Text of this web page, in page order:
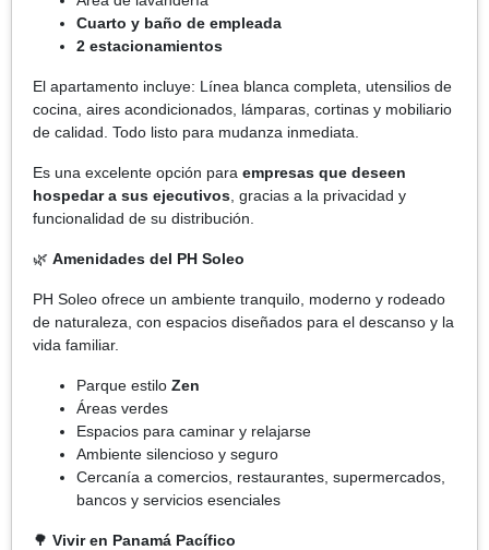
Cuarto y baño de empleada
2 estacionamientos
El apartamento incluye: Línea blanca completa, utensilios de
cocina, aires acondicionados, lámparas, cortinas y mobiliario
de calidad. Todo listo para mudanza inmediata.
Es una excelente opción para empresas que deseen
hospedar a sus ejecutivos , gracias a la privacidad y
funcionalidad de su distribución.
🌿 Amenidades del PH Soleo
PH Soleo ofrece un ambiente tranquilo, moderno y rodeado
de naturaleza, con espacios diseñados para el descanso y la
vida familiar.
Parque estilo Zen
Áreas verdes
Espacios para caminar y relajarse
Ambiente silencioso y seguro
Cercanía a comercios, restaurantes, supermercados,
bancos y servicios esenciales
🌳 Vivir en Panamá Pacífico